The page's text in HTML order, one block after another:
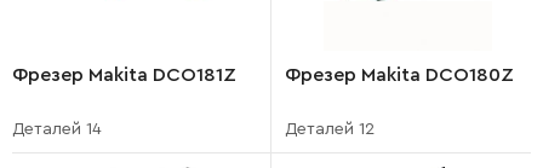
Фрезер Makita DCO181Z
Деталей 14
Фрезер Makita DCO180Z
Деталей 12